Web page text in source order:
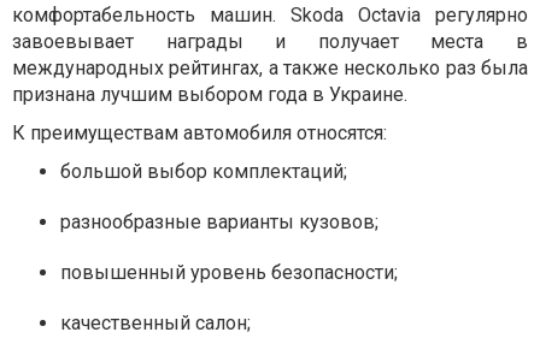
комфортабельность машин. Skoda Octavia регулярно
завоевывает награды и получает места в
международных рейтингах, а также несколько раз была
признана лучшим выбором года в Украине.
К преимуществам автомобиля относятся:
большой выбор комплектаций;
разнообразные варианты кузовов;
повышенный уровень безопасности;
качественный салон;